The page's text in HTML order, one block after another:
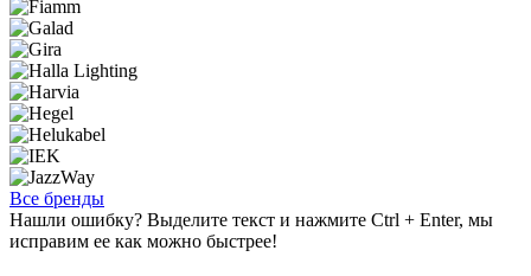
Все бренды
Нашли ошибку? Выделите текст и нажмите Ctrl + Enter, мы
исправим ее как можно быстрее!